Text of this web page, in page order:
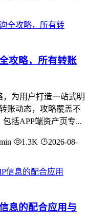
攻略，所有转账
，为用户打造一站式明
账动态，攻略覆盖不
包括APP端资产页专...
1.3K
2026-08-
息的配合应用与